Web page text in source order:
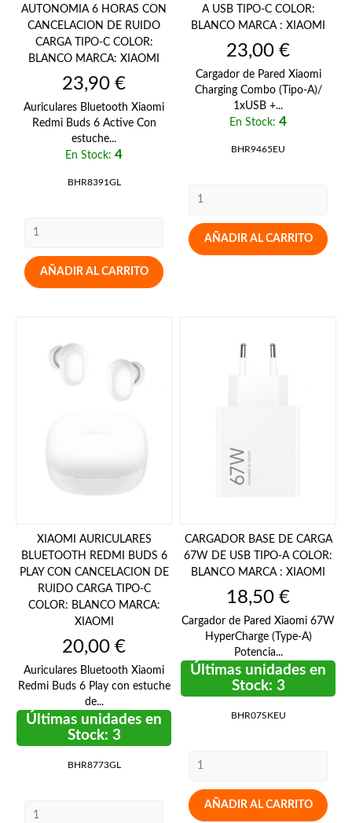
AUTONOMIA 6 HORAS CON
CANCELACION DE RUIDO
CARGA TIPO-C COLOR:
BLANCO MARCA: XIAOMI
Precio
23,90 €
Auriculares Bluetooth Xiaomi
Redmi Buds 6 Active Con
estuche...
En Stock: 4
BHR8391GL
AÑADIR AL CARRITO
A USB TIPO-C COLOR:
BLANCO MARCA : XIAOMI
Precio
23,00 €
Cargador de Pared Xiaomi
Charging Combo (Tipo-A)/
1xUSB +...
En Stock: 4
BHR9465EU
AÑADIR AL CARRITO
XIAOMI AURICULARES
BLUETOOTH REDMI BUDS 6
PLAY CON CANCELACION DE
RUIDO CARGA TIPO-C
COLOR: BLANCO MARCA:
XIAOMI
Precio
20,00 €
Auriculares Bluetooth Xiaomi
Redmi Buds 6 Play con estuche
de...
Últimas unidades en
Stock: 3
BHR8773GL
CARGADOR BASE DE CARGA
67W DE USB TIPO-A COLOR:
BLANCO MARCA : XIAOMI
Precio
18,50 €
Cargador de Pared Xiaomi 67W
HyperCharge (Type-A)
Potencia...
Últimas unidades en
Stock: 3
BHR07SKEU
AÑADIR AL CARRITO